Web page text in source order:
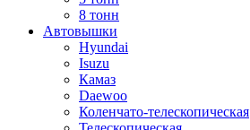
8 тонн
Автовышки
Hyundai
Isuzu
Камаз
Daewoo
Коленчато-телескопическая